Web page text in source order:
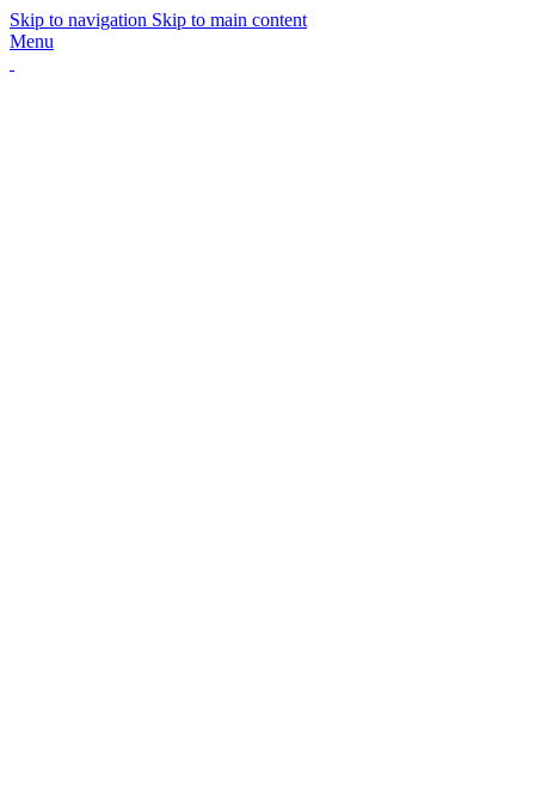
Skip to navigation Skip to main content
Menu